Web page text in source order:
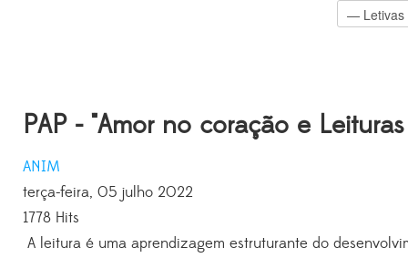
PAP - "Amor no coração e
ANIM
terça-feira, 05 julho 2022
1778 Hits
A leitura é uma aprendizagem estruturante do